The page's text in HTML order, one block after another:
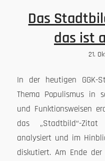
Das
das ist
21.
In der heutigen GGK-
Thema Populismus in
und Funktionsweisen
das „Stadtbild“-
analysiert und im
diskutiert. Am Ende